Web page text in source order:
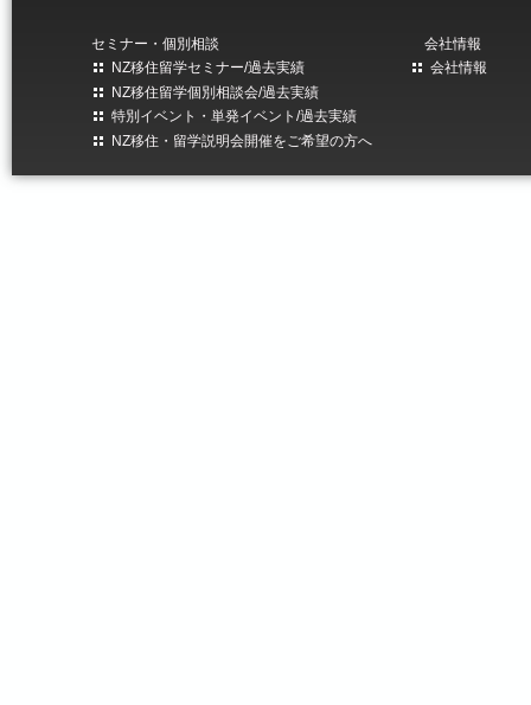
セミナー・個別相談
NZ移住留学セミナー/過去実績
NZ移住留学個別相談会/過去実績
特別イベント・単発イベント/過去実績
NZ移住・留学説明会開催をご希望の方へ
会社情報
会社情報